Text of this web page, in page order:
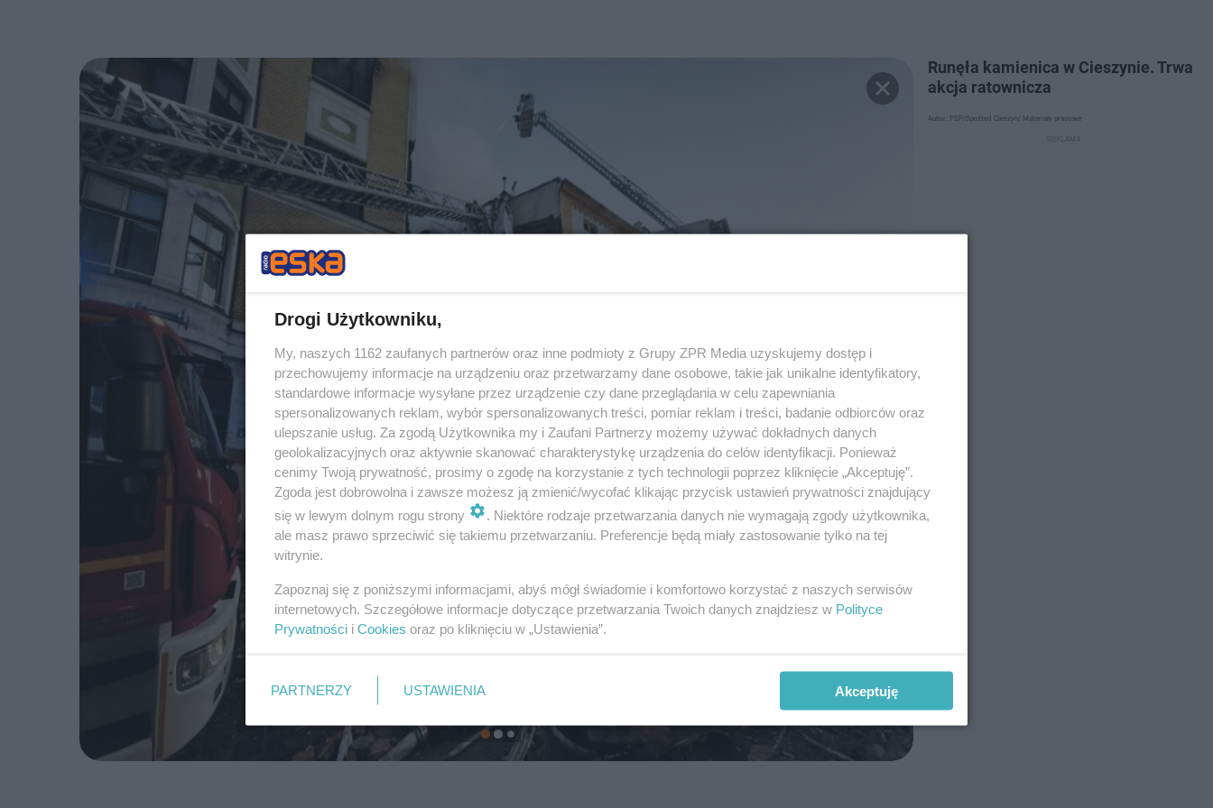
Runęła kamienica w Cieszynie. Trwa
akcja ratownicza
Autor: PSP/Spotted Cieszyn/ Materiały prasowe
Drogi Użytkowniku,
My, naszych 1162 zaufanych partnerów oraz inne podmioty z Grupy ZPR Media uzyskujemy dostęp i
przechowujemy informacje na urządzeniu oraz przetwarzamy dane osobowe, takie jak unikalne identyfikatory,
standardowe informacje wysyłane przez urządzenie czy dane przeglądania w celu zapewniania
spersonalizowanych reklam, wybór spersonalizowanych treści, pomiar reklam i treści, badanie odbiorców oraz
ulepszanie usług. Za zgodą Użytkownika my i Zaufani Partnerzy możemy używać dokładnych danych
geolokalizacyjnych oraz aktywnie skanować charakterystykę urządzenia do celów identyfikacji. Ponieważ
cenimy Twoją prywatność, prosimy o zgodę na korzystanie z tych technologii poprzez kliknięcie „Akceptuję”.
Zgoda jest dobrowolna i zawsze możesz ją zmienić/wycofać klikając przycisk ustawień prywatności znajdujący
się w lewym dolnym rogu strony
. Niektóre rodzaje przetwarzania danych nie wymagają zgody użytkownika,
ale masz prawo sprzeciwić się takiemu przetwarzaniu. Preferencje będą miały zastosowanie tylko na tej
witrynie.
Zapoznaj się z poniższymi informacjami, abyś mógł świadomie i komfortowo korzystać z naszych serwisów
internetowych. Szczegółowe informacje dotyczące przetwarzania Twoich danych znajdziesz w Polityce
Prywatności i Cookies oraz po kliknięciu w „Ustawienia”.
PARTNERZY USTAWIENIA Akceptuję